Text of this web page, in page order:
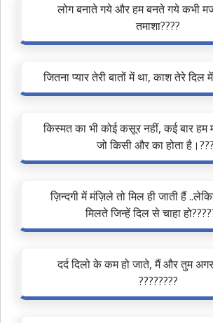
लोग बनाते गये और हम बनते गये कभी
तमाशा????
जितना प्यार तेरी बातों में था, काश तेरे दिल
किस्मत का भी कोई कसूर नहीं, कई बार हम
जो किसी और का होता
ज़िन्दगी में मंज़िले तो मिल ही जाती हैं
मिलते जिन्हें दिल से चाहा
दर्द दिलो के कम हो जाते, मैं और तुम
????????